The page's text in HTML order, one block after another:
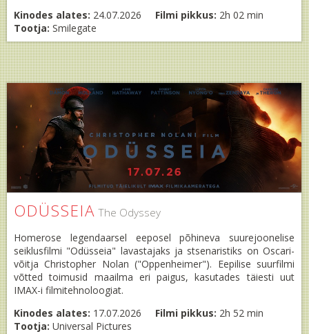
Kinodes alates: 24.07.2026 Filmi pikkus: 2h 02 min
Tootja: Smilegate
ODÜSSEIA The Odyssey
Homerose legendaarsel eeposel põhineva suurejoonelise
seiklusfilmi "Odüsseia" lavastajaks ja stsenaristiks on Oscari-
võitja Christopher Nolan ("Oppenheimer"). Eepilise suurfilmi
võtted toimusid maailma eri paigus, kasutades täiesti uut
IMAX-i filmitehnoloogiat.
Kinodes alates: 17.07.2026 Filmi pikkus: 2h 52 min
Tootja: Universal Pictures